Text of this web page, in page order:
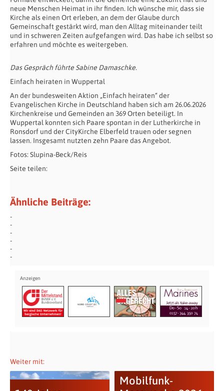
neue Menschen Heimat in ihr finden. Ich wünsche mir, dass sie
Kirche als einen Ort erleben, an dem der Glaube durch
Gemeinschaft gestärkt wird, man den Alltag miteinander teilt
und in schweren Zeiten aufgefangen wird. Das habe ich selbst so
erfahren und möchte es weitergeben.
Das Gespräch führte Sabine Damaschke.
Einfach heiraten in Wuppertal
An der bundesweiten Aktion „Einfach heiraten“ der
Evangelischen Kirche in Deutschland haben sich am 26.06.2026
Kirchenkreise und Gemeinden an 369 Orten beteiligt. In
Wuppertal konnten sich Paare spontan in der Lutherkirche in
Ronsdorf und der CityKirche Elberfeld trauen oder segnen
lassen. Insgesamt nutzten zehn Paare das Angebot.
Fotos: Slupina-Beck/Reis
Seite teilen:
Ähnliche Beiträge:
Weiter mit:
Mobilfunk-